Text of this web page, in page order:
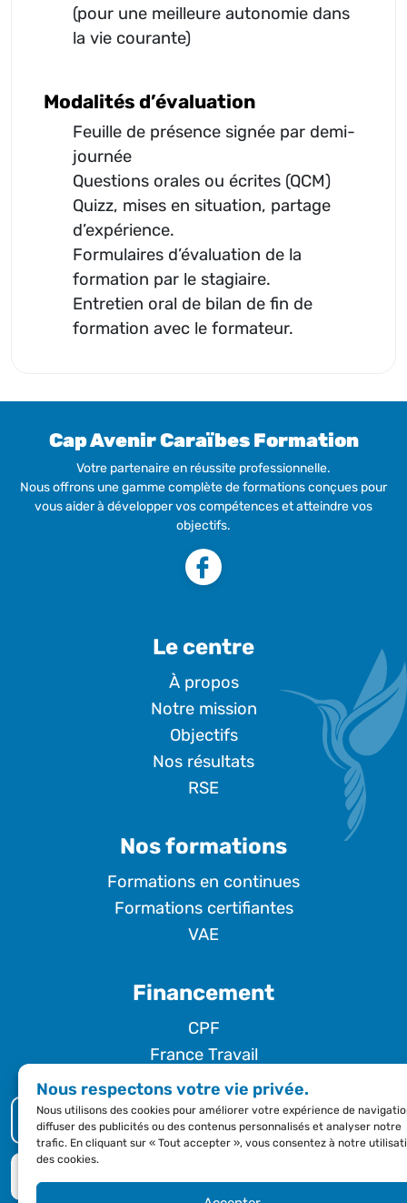
Nous respectons votre vie privée.
Nous utilisons des cookies pour améliorer votre expérience de
diffuser des publicités ou des contenus personnalisés et analyser notre
trafic. En cliquant sur « Tout accepter », vous consentez à notre
des cookies.
(pour une meilleure autonomie dans
la vie courante)
Modalités d’évaluation
Feuille de présence signée par demi-
journée
Questions orales ou écrites (QCM)
Quizz, mises en situation, partage
d’expérience.
Formulaires d’évaluation de la
formation par le stagiaire.
Entretien oral de bilan de fin de
formation avec le formateur.
Cap Avenir Caraïbes Formation
Votre partenaire en réussite professionnelle.
Nous offrons une gamme complète de formations conçues pour
vous aider à développer vos compétences et atteindre vos
objectifs.
Le centre
À propos
Notre mission
Objectifs
Nos résultats
RSE
Nos formations
Formations en continues
Formations certifiantes
VAE
Financement
CPF
France Travail
NOUS CONTACTER